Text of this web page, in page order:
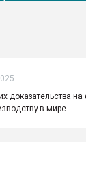
доказательства на
в мире.